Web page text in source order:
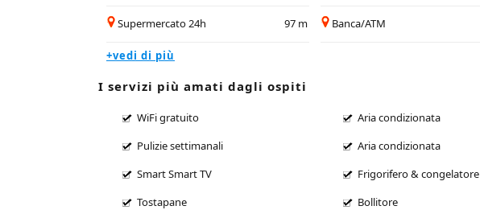
Supermercato 24h 97 m Banca/ATM
+vedi di più
I servizi più amati dagli ospiti
WiFi gratuito Aria condizionata
Pulizie settimanali
Aria condizionata
Smart Smart TV
Frigorifero & congelatore
Tostapane
Bollitore